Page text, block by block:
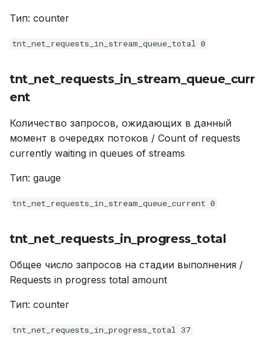
Тип: counter
tnt_net_requests_in_stream_queue_total 0
tnt_net_requests_in_stream_queue_curr
ent
Количество запросов, ожидающих в данный
момент в очередях потоков / Count of requests
currently waiting in queues of streams
Тип: gauge
tnt_net_requests_in_stream_queue_current 0
tnt_net_requests_in_progress_total
Общее число запросов на стадии выполнения /
Requests in progress total amount
Тип: counter
tnt_net_requests_in_progress_total 37